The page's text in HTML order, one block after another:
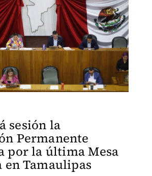
sesión la
Permanente
por la última Mesa
Tamaulipas